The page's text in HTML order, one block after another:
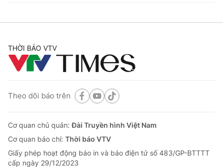
THỜI BÁO VTV
Theo dõi báo trên
Cơ quan chủ quản:Đài Truyền hình Việt Nam
Cơ quan báo chí: Thời báo VTV
Giấy phép hoạt động báo in và báo điện tử số 483/GP-BTTTT
cấp ngày 29/12/2023